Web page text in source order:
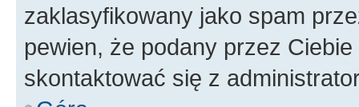
zaklasyfikowany jako spam
pewien, że podany przez
skontaktować się z